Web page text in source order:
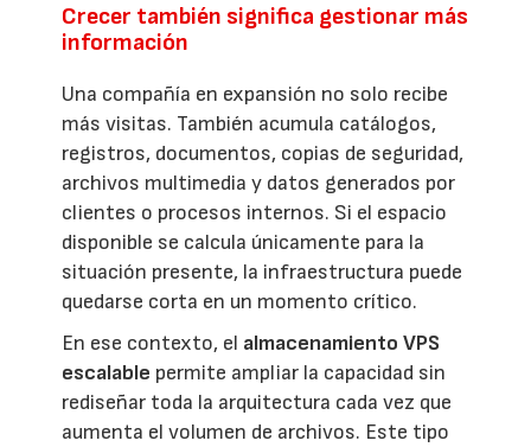
Crecer también significa gestionar más
información
Una compañía en expansión no solo recibe
más visitas. También acumula catálogos,
registros, documentos, copias de seguridad,
archivos multimedia y datos generados por
clientes o procesos internos. Si el espacio
disponible se calcula únicamente para la
situación presente, la infraestructura puede
quedarse corta en un momento crítico.
En ese contexto, el almacenamiento VPS
escalable permite ampliar la capacidad sin
rediseñar toda la arquitectura cada vez que
aumenta el volumen de archivos. Este tipo